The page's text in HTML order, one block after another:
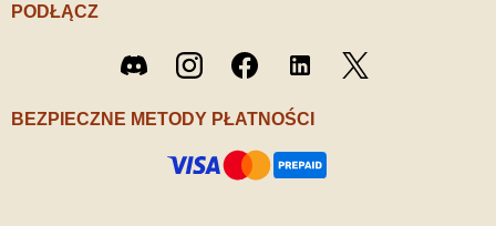
PODŁĄCZ
Discord Instagram Facebook LinkedIn
BEZPIECZNE METODY PŁATNOŚCI